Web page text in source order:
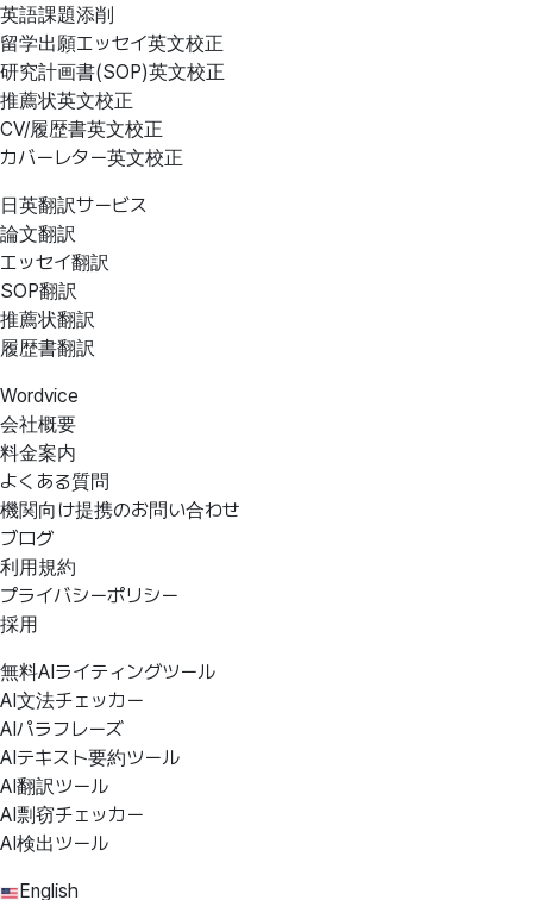
英語課題添削
留学出願エッセイ英文校正
研究計画書(SOP)英文校正
推薦状英文校正
CV/履歴書英文校正
カバーレター英文校正
日英翻訳サービス
論文翻訳
エッセイ翻訳
SOP翻訳
推薦状翻訳
履歴書翻訳
Wordvice
会社概要
料金案内
よくある質問
機関向け提携のお問い合わせ
ブログ
利用規約
プライバシーポリシー
採用
無料AIライティングツール
AI文法チェッカー
AIパラフレーズ
AIテキスト要約ツール
AI翻訳ツール
AI剽窃チェッカー
AI検出ツール
English